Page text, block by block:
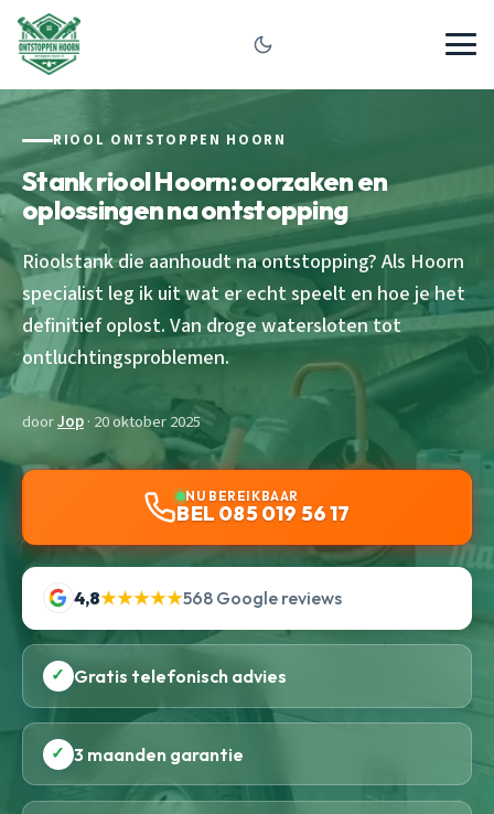
RIOOL ONTSTOPPEN HOORN
Stank riool Hoorn: oorzaken en
oplossingen na ontstopping
Rioolstank die aanhoudt na ontstopping? Als Hoorn
specialist leg ik uit wat er echt speelt en hoe je het
definitief oplost. Van droge watersloten tot
ontluchtingsproblemen.
doorJop· 20 oktober 2025
NU BEREIKBAAR
BEL 085 019 56 17
4,8★★★★★568 Google reviews
✓ Gratis telefonisch advies
✓ 3 maanden garantie